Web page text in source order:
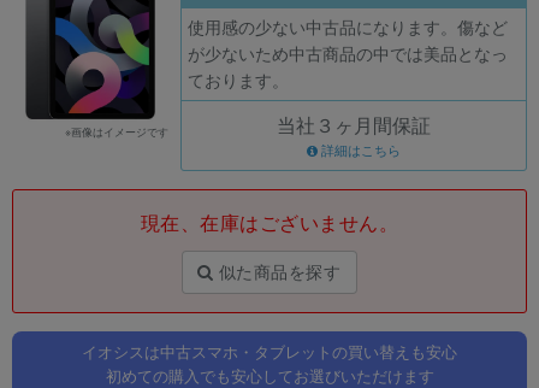
※画像はイメージです
使用感の少ない中古品になります。傷など
が少ないため中古商品の中では美品となっ
ております。
当社３ヶ月間保証
詳細はこちら
現在、在庫はございません。
似た商品を探す
イオシスは中古スマホ・タブレットの買い替えも安心
初めての購入でも安心してお選びいただけます
フリーワード
除外ワード
人気の検索ワード： Let's note
「スマートフォン」「タブレット」など
メーカー
製造、販売メーカーの絞り込み